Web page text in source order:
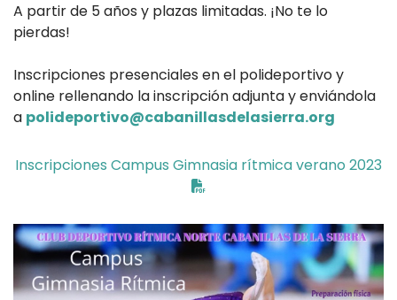
A partir de 5 años y plazas limitadas. ¡No te lo
pierdas!
Inscripciones presenciales en el polideportivo y
online rellenando la inscripción adjunta y enviándola
a polideportivo@cabanillasdelasierra.org
Inscripciones Campus Gimnasia rítmica verano 2023